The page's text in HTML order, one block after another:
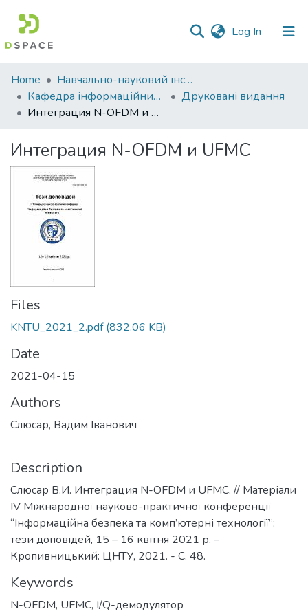
Log In (current)
Communities
&
Collections
Statistics
Home
Навчально-науковий інститут економіки, управління, права та інформаційних технологій
Кафедра інформаційних систем та технологій
Друковані видання
Интеграция N-OFDM и UFMC
Интеграция N-OFDM и UFMC
Files
KNTU_2021_2.pdf(832.06 KB)
Date
2021-04-15
Authors
Слюсар, Вадим Іванович
Description
Слюсар В.И. Интеграция N-OFDM и UFMC. // Матеріали
IV Міжнародної науково-практичної конференції
“Інформаційна безпека та комп’ютерні технології”:
тези доповідей, 15 – 16 квітня 2021 р. –
Кропивницький: ЦНТУ, 2021. - C. 48.
Keywords
N-OFDM, UFMC, I/Q-демодулятор